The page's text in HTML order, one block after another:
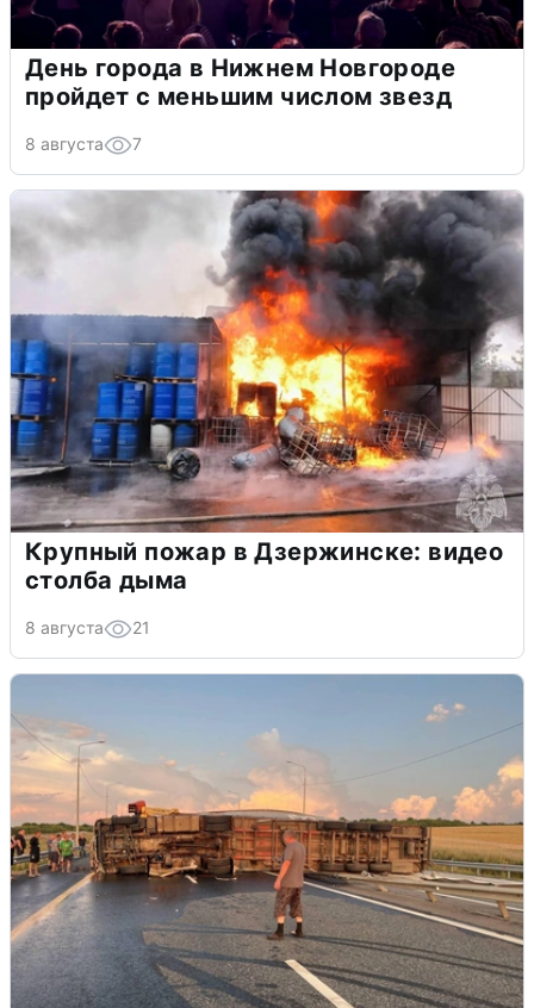
День города в Нижнем Новгороде
пройдет с меньшим числом звезд
8 августа 7
Крупный пожар в Дзержинске: видео
столба дыма
8 августа 21